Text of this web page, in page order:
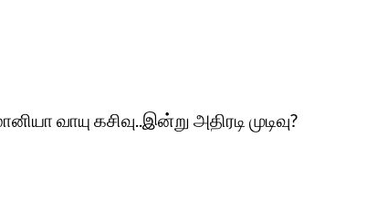
வாயு கசிவு..இன்று அதிரடி முடிவு?